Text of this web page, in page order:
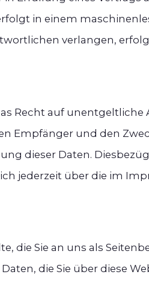
in einem
verlangen,
Recht auf unentgeltliche
Empfänger und den
dieser Daten.
jederzeit über die im
die Sie an uns als
die Sie über diese